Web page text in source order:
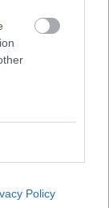
Policy